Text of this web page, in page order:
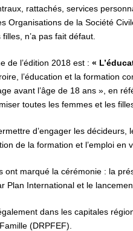
rattachés, services
Organisations de la Société
n’a pas fait défaut.
de l’édition 2018 est : «
l’éducation et la formation
avant l’âge de 18 ans », en
toutes les femmes et les
d’engager les décideurs,
de la formation et l’emploi
ont marqué la cérémonie : la
Plan International et le
dans les capitales
(DRPFEF).